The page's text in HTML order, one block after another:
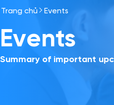
Trang chủ Events
Events
Summary of important